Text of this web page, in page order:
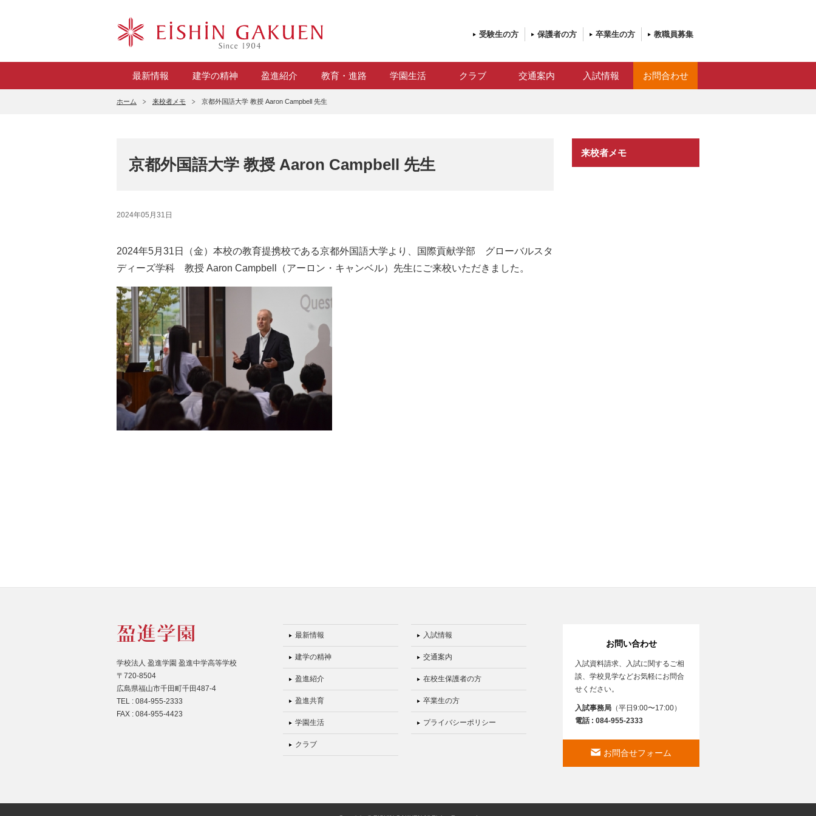
受験生の方 保護者の方 卒業生の方 教職員募集
最新情報 建学の精神 盈進紹介 教育・進路 学園生活 クラブ 交通案内 入試情報 お問合わせ
ホーム 来校者メモ 京都外国語大学 教授 Aaron Campbell 先生
京都外国語大学 教授 Aaron Campbell 先生
2024年05月31日
2024年5月31日（金）本校の教育提携校である京都外国語大学より、国際貢献学部 グローバルスタ
ディーズ学科 教授 Aaron Campbell（アーロン・キャンベル）先生にご来校いただきました。
来校者メモ
学校法人 盈進学園 盈進中学高等学校
〒720-8504
広島県福山市千田町千田487-4
TEL : 084-955-2333
FAX : 084-955-4423
最新情報
建学の精神
盈進紹介
盈進共育
学園生活
クラブ
入試情報
交通案内
在校生保護者の方
卒業生の方
プライバシーポリシー
お問い合わせ
入試資料請求、入試に関するご相
談、学校見学などお気軽にお問合
せください。
入試事務局 （平日9:00〜17:00）
電話 : 084-955-2333
お問合せフォーム